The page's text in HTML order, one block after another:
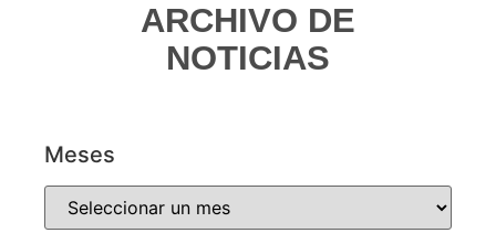
ARCHIVO DE
NOTICIAS
Meses